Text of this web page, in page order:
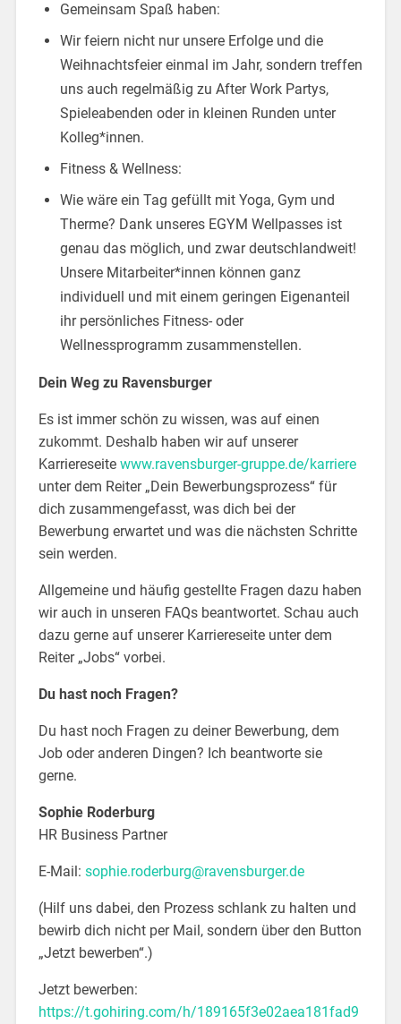
Gemeinsam Spaß haben:
Wir feiern nicht nur unsere Erfolge und die
Weihnachtsfeier einmal im Jahr, sondern treffen
uns auch regelmäßig zu After Work Partys,
Spieleabenden oder in kleinen Runden unter
Kolleg*innen.
Fitness & Wellness:
Wie wäre ein Tag gefüllt mit Yoga, Gym und
Therme? Dank unseres EGYM Wellpasses ist
genau das möglich, und zwar deutschlandweit!
Unsere Mitarbeiter*innen können ganz
individuell und mit einem geringen Eigenanteil
ihr persönliches Fitness- oder
Wellnessprogramm zusammenstellen.
Dein Weg zu Ravensburger
Es ist immer schön zu wissen, was auf einen
zukommt. Deshalb haben wir auf unserer
Karriereseite www.ravensburger-gruppe.de/karriere
unter dem Reiter „Dein Bewerbungsprozess“ für
dich zusammengefasst, was dich bei der
Bewerbung erwartet und was die nächsten Schritte
sein werden.
Allgemeine und häufig gestellte Fragen dazu haben
wir auch in unseren FAQs beantwortet. Schau auch
dazu gerne auf unserer Karriereseite unter dem
Reiter „Jobs“ vorbei.
Du hast noch Fragen?
Du hast noch Fragen zu deiner Bewerbung, dem
Job oder anderen Dingen? Ich beantworte sie
gerne.
Sophie Roderburg
HR Business Partner
E-Mail: sophie.roderburg@ravensburger.de
(Hilf uns dabei, den Prozess schlank zu halten und
bewirb dich nicht per Mail, sondern über den Button
„Jetzt bewerben“.)
Jetzt bewerben:
https://t.gohiring.com/h/189165f3e02aea181fad9